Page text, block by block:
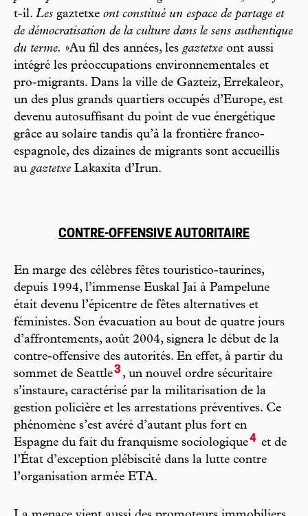
t-il. Les gaztetxe ont constitué un espace de partage et
de démocratisation de la culture dans le sens authentique
du terme. »Au fil des années, les gaztetxe ont aussi
intégré les préoccupations environnementales et
pro-migrants. Dans la ville de Gazteiz, Errekaleor,
un des plus grands quartiers occupés d’Europe, est
devenu autosuffisant du point de vue énergétique
grâce au solaire tandis qu’à la frontière franco-
espagnole, des dizaines de migrants sont accueillis
au gaztetxe Lakaxita d’Irun.
CONTRE-OFFENSIVE AUTORITAIRE
En marge des célèbres fêtes touristico-taurines,
depuis 1994, l’immense Euskal Jai à Pampelune
était devenu l’épicentre de fêtes alternatives et
féministes. Son évacuation au bout de quatre jours
d’affrontements, août 2004, signera le début de la
contre-offensive des autorités. En effet, à partir du
sommet de Seattle3 , un nouvel ordre sécuritaire
s’instaure, caractérisé par la militarisation de la
gestion policière et les arrestations préventives. Ce
phénomène s’est avéré d’autant plus fort en
Espagne du fait du franquisme sociologique4 et de
l’État d’exception plébiscité dans la lutte contre
l’organisation armée ETA.